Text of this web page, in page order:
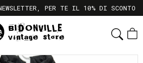
PER TE IL 10% DI SCONTO